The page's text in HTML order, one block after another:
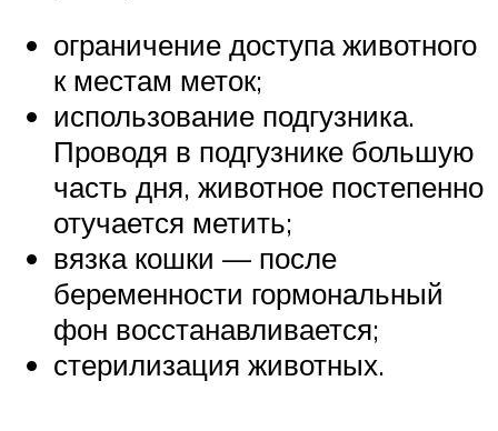
ограничение доступа животного
к местам меток;
использование подгузника.
Проводя в подгузнике большую
часть дня, животное постепенно
отучается метить;
вязка кошки — после
беременности гормональный
фон восстанавливается;
стерилизация животных.